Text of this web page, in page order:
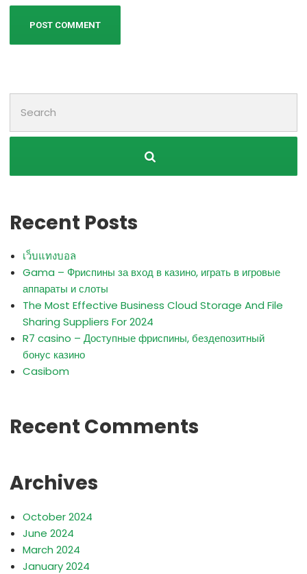
for:
Recent Posts
เว็บแทงบอล
Gama – Фриспины за вход в казино, играть в игровые
аппараты и слоты
The Most Effective Business Cloud Storage And File
Sharing Suppliers For 2024
R7 casino – Доступные фриспины, бездепозитный
бонус казино
Casibom
Recent Comments
Archives
October 2024
June 2024
March 2024
January 2024